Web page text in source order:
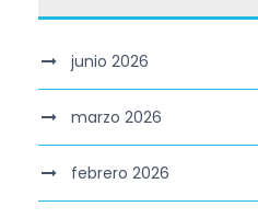
junio 2026
marzo 2026
febrero 2026